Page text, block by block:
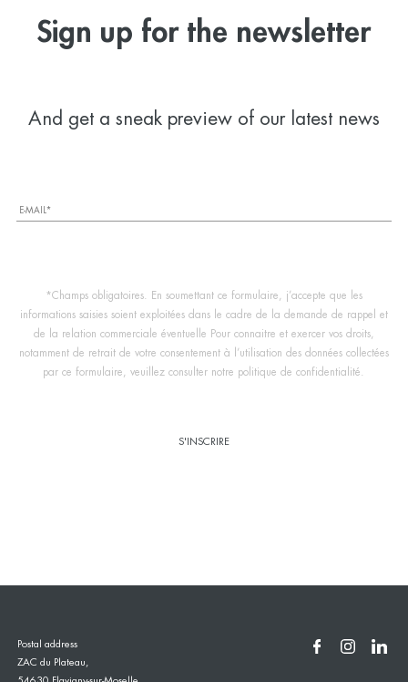
Sign up for the newsletter
And get a sneak preview of our latest news
*Champs obligatoires. En soumettant ce formulaire, j’accepte que les
informations saisies soient exploitées dans le cadre de la demande de rappel et
de la relation commerciale éventuelle Pour connaitre et exercer vos droits,
notamment de retrait de votre consentement à l’utilisation des données collectées
par ce formulaire, veuillez consulter notre politique de confidentialité.
Postal address
ZAC du Plateau,